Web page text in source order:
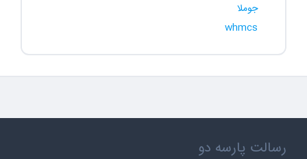
جوملا
whmcs
رسالت پارسه دو